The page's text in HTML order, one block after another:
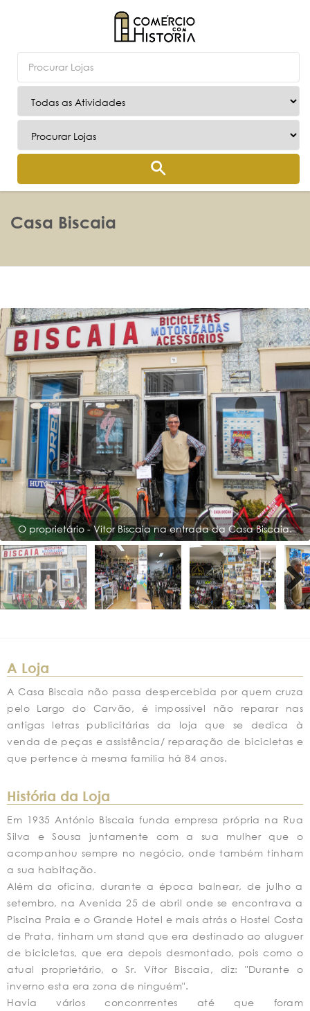
Casa Biscaia
O proprietário - Vítor Biscaia na entrada da Casa Biscaia.
Next
A Loja
A Casa Biscaia não passa despercebida por quem cruza
pelo Largo do Carvão, é impossível não reparar nas
antigas letras publicitárias da loja que se dedica à
venda de peças e assistência/ reparação de bicicletas e
que pertence à mesma família há 84 anos.
História da Loja
Em 1935 António Biscaia funda empresa própria na Rua
Silva e Sousa juntamente com a sua mulher que o
acompanhou sempre no negócio, onde também tinham
a sua habitação.
Além da oficina, durante a época balnear, de julho a
setembro, na Avenida 25 de abril onde se encontrava a
Piscina Praia e o Grande Hotel e mais atrás o Hostel Costa
de Prata, tinham um stand que era destinado ao aluguer
de bicicletas, que era depois desmontado, pois como o
atual proprietário, o Sr. Vítor Biscaia, diz: "Durante o
inverno esta era zona de ninguém".
Havia vários conconrrentes até que foram